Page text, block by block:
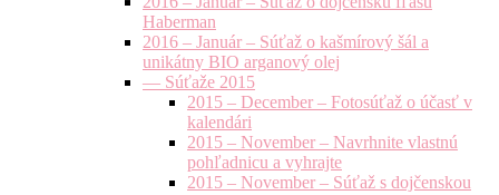
Haberman
2016 – Január – Súťaž o kašmírový šál a
unikátny BIO arganový olej
— Súťaže 2015
2015 – December – Fotosúťaž o účasť v
kalendári
2015 – November – Navrhnite vlastnú
pohľadnicu a vyhrajte
2015 – November – Súťaž s dojčenskou